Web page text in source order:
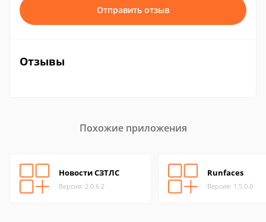
Отправить отзыв
Отзывы
Похожие приложения
Новости СЗТЛС
Версия: 2.0.6.2
Runfaces
Версия: 1.5.0.0